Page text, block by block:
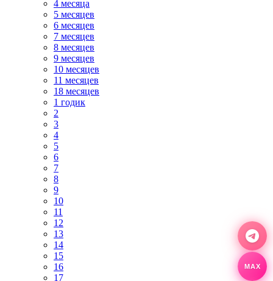
4 месяца
5 месяцев
6 месяцев
7 месяцев
8 месяцев
9 месяцев
10 месяцев
11 месяцев
18 месяцев
1 годик
2
3
4
5
6
7
8
9
10
11
12
13
14
15
16
17
MAX